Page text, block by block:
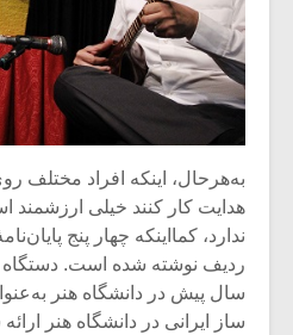
به‌هرحال، اینکه افراد مختلف
هدایت کار کنند خیلی ارزشمند
ندارد، کمااینکه چهار پنج
ردیف نوشته شده است. دستگاه
سال پیش در دانشگاه هنر
ساز ایرانی در دانشگاه هنر
میکلوش روژا
یادداشتی بر
متن فیلم «متری
شیش و نیم»